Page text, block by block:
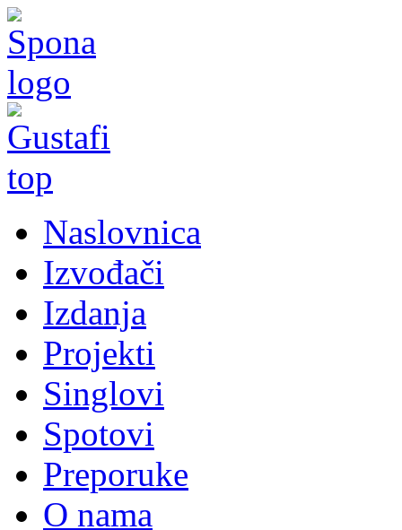
Naslovnica
Izvođači
Izdanja
Projekti
Singlovi
Spotovi
Preporuke
O nama